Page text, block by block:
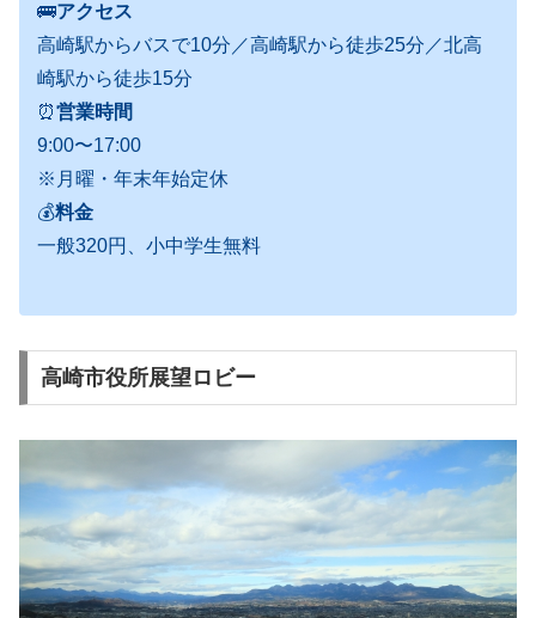
🚌アクセス
高崎駅からバスで10分／高崎駅から徒歩25分／北高
崎駅から徒歩15分
⏰営業時間
9:00〜17:00
※月曜・年末年始定休
💰料金
一般320円、小中学生無料
高崎市役所展望ロビー